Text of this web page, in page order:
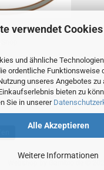
verwendet
und ähnliche
ordentliche Funktionsweise
unseres Angebotes zu
bieten zu
Sie in unserer
Alle Akzeptieren
Weitere Informationen
direkt.de